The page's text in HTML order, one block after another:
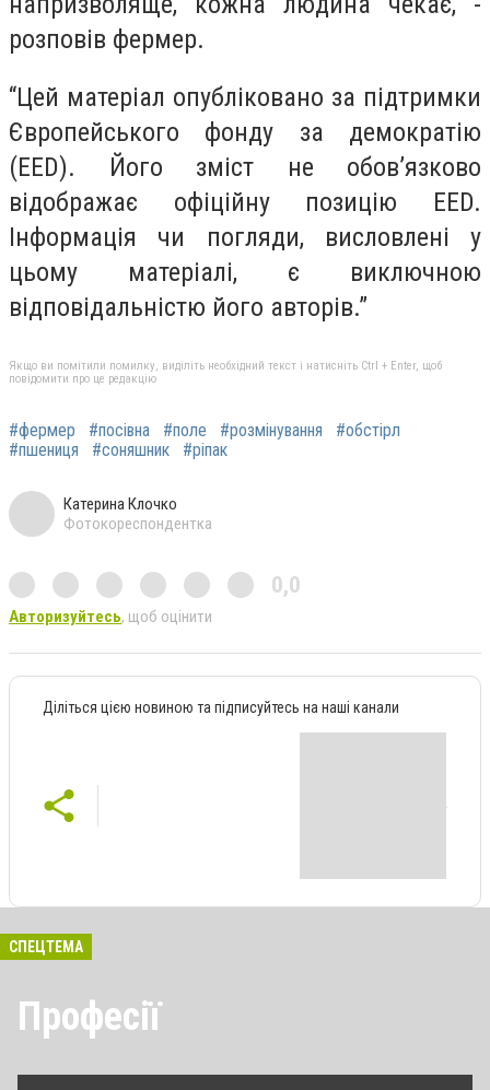
розповів фермер.
“Цей матеріал опубліковано за підтримки
Європейського фонду за демократію
(EED). Його зміст не обов’язково
відображає офіційну позицію EED.
Інформація чи погляди, висловлені у
цьому матеріалі, є виключною
відповідальністю його авторів.”
Якщо ви помітили помилку, виділіть необхідний текст і натисніть Ctrl + Enter, щоб
повідомити про це редакцію
#фермер #посівна #поле #розмінування
#обстірл
#пшениця
#соняшник #ріпак
Катерина Клочко
Фотокореспондентка
0,0
Авторизуйтесь, щоб оцінити
Діліться цією новиною та підписуйтесь на наші канали
СПЕЦТЕМА
Професії